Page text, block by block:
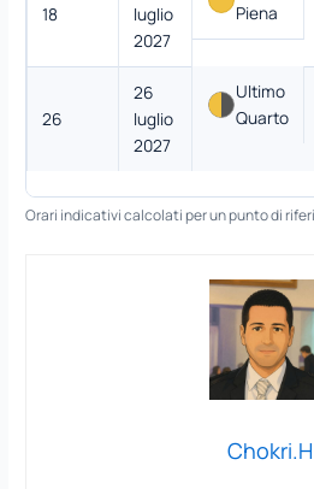
18
luglio
2027
Piena
26
26
luglio
2027
Ultimo
Quarto
Orari indicativi calcolati per un punto di
Chokri.H